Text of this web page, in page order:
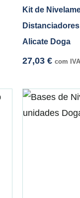
Kit de
Alicate Doga
27,03 € com IVA